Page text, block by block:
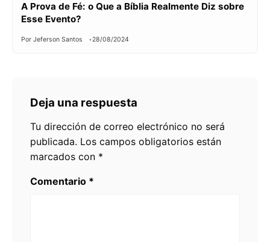
A Prova de Fé: o Que a Bíblia Realmente Diz sobre
Esse Evento?
Por Jeferson Santos 28/08/2024
Deja una respuesta
Tu dirección de correo electrónico no será
publicada. Los campos obligatorios están
marcados con *
Comentario *